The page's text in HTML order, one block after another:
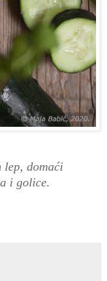
lep, domaći
i golice.